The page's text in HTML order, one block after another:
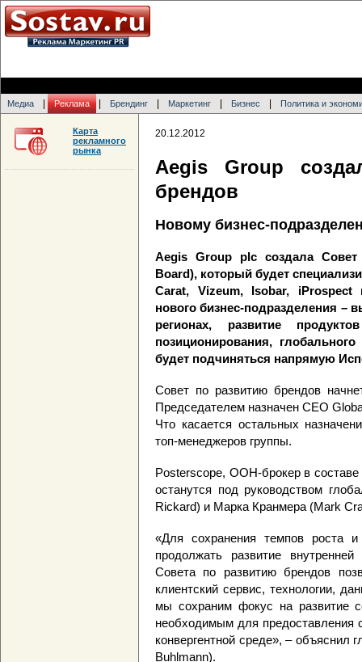
Медиа Реклама Брендинг Маркетинг Бизнес Политика и
20.12.2012
Aegis Group
брендов
Новому бизнес-
Aegis Group plc создала
Board), который будет
Carat, Vizeum, Isobar,
нового бизнес-подразделения –
регионах, развитие
позиционирования,
будет подчиняться напрямую
Совет по развитию брендов
Председателем назначен CEO
Что касается остальных
топ-менеджеров группы.
Posterscope, OOH-брокер в
останутся под руководством
Rickard) и Марка Кранмера (Mark
«Для сохранения темпов роста
продолжать развитие
Совета по развитию брендов
клиентский сервис, технологии,
мы сохраним фокус на развитие
необходимым для предоставления
конвергентной среде», –
Buhlmann).
Карта
рекламного
рынка